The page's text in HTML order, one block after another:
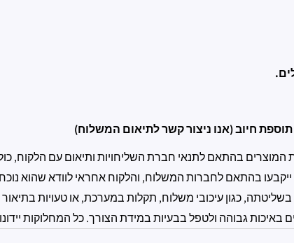
חיוב (אנו ניצור קשר לתיאום המשלוח)
בהתאם לתנאי חברת השליחויות ותיאום עם הלקוח,
ייקבעו בהתאם לחברות המשלוח, והלקוח אחראי לוודא שהוא
כגון עיכובי משלוח, תקלות במערכת, או טעויות
גבוהה ולטפל בבעיות במידת הצורך. כל המחלוקות יידונו